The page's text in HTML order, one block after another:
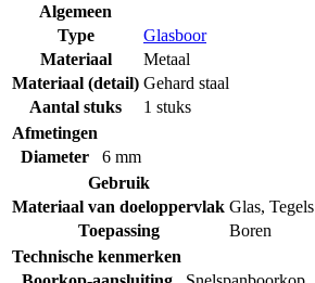
Algemeen
Type
Glasboor
Materiaal
Metaal
Materiaal (detail) Gehard staal
Aantal stuks
1 stuks
Afmetingen
Diameter
6 mm
Gebruik
Materiaal van doeloppervlak Glas, Tegels
Toepassing
Boren
Technische kenmerken